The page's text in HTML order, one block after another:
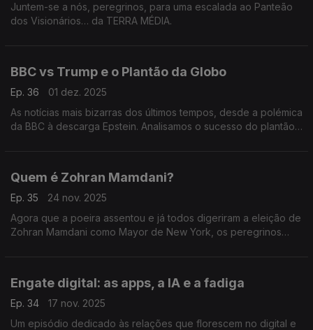
Juntem-se a nós, peregrinos, para uma escalada ao Panteão
dos Visionários… da TERRA MÉDIA.
BBC vs Trump e o Plantão da Globo
Ep. 36
01 dez. 2025
As notícias mais bizarras dos últimos tempos, desde a polémica
da BBC à descarga Epstein. Analisamos o sucesso do plantão
Quem é Zohran Mamdani?
Ep. 35
24 nov. 2025
Agora que a poeira assentou e já todos digeriram a eleição de
Zohran Mamdani como Mayor de New York, os peregrinos
Engate digital: as apps, a IA e a fadiga
Ep. 34
17 nov. 2025
Um episódio dedicado às relações que florescem no digital e